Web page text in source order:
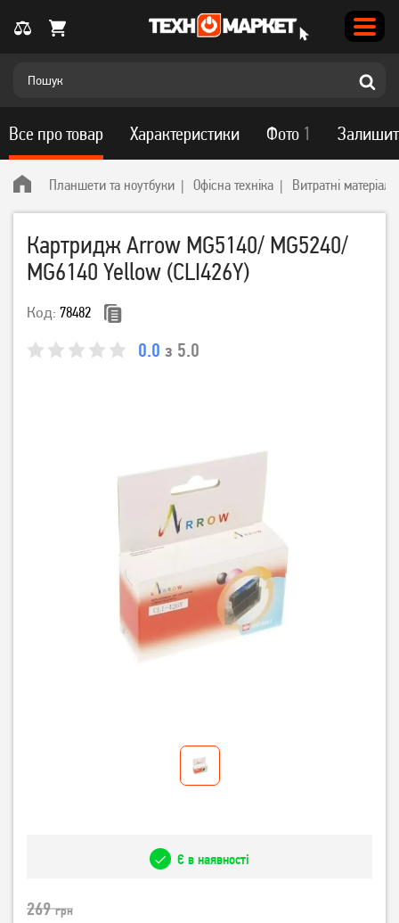
Планшети та ноутбуки Офісна техніка Витратні
Картридж Arrow MG5140/ MG5240/
MG6140 Yellow (CLI426Y)
Код: 78482
0.0 з 5.0
Все про товар Характеристики Фото 1
Є в наявності
269грн